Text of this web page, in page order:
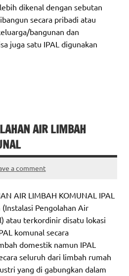
dikenal dengan sebutan
secara pribadi atau
bangunan dan
juga satu IPAL digunakan
AIR LIMBAH
a comment
AIR LIMBAH KOMUNAL IPAL
Pengolahan Air
atau terkordinir disatu lokasi
komunal secara
domestik namun IPAL
seluruh dari limbah rumah
yang di gabungkan dalam